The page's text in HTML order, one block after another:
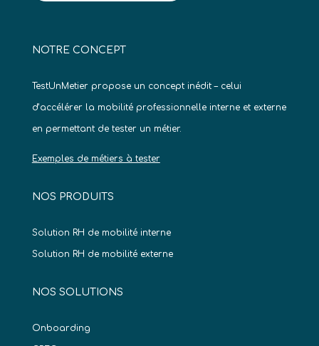
NOTRE CONCEPT
TestUnMetier propose un concept inédit – celui
d’accélérer la mobilité professionnelle interne et externe
en permettant de tester un métier.
Exemples de métiers à tester
NOS PRODUITS
Solution RH de mobilité interne
Solution RH de mobilité externe
NOS SOLUTIONS
Onboarding